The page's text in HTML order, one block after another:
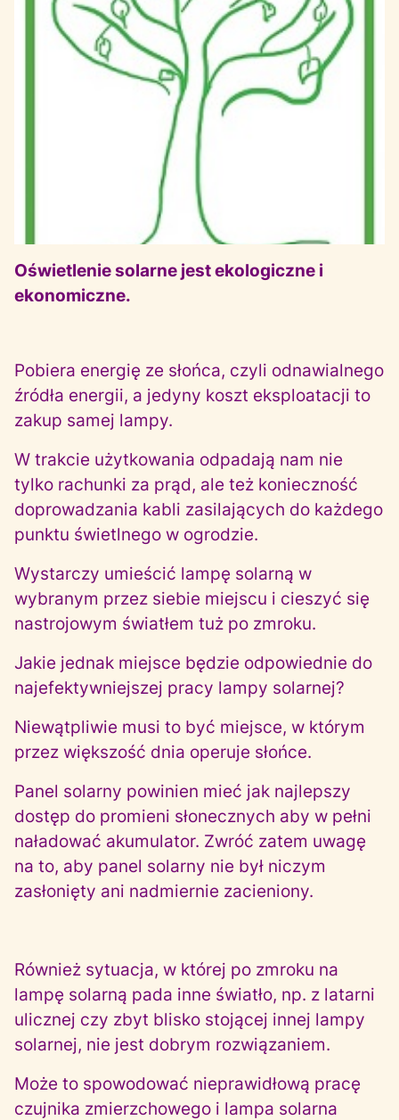
Oświetlenie solarne jest ekologiczne i
ekonomiczne.
Pobiera energię ze słońca, czyli odnawialnego
źródła energii, a jedyny koszt eksploatacji to
zakup samej lampy.
W trakcie użytkowania odpadają nam nie
tylko rachunki za prąd, ale też konieczność
doprowadzania kabli zasilających do każdego
punktu świetlnego w ogrodzie.
Wystarczy umieścić lampę solarną w
wybranym przez siebie miejscu i cieszyć się
nastrojowym światłem tuż po zmroku.
Jakie jednak miejsce będzie odpowiednie do
najefektywniejszej pracy lampy solarnej?
Niewątpliwie musi to być miejsce, w którym
przez większość dnia operuje słońce.
Panel solarny powinien mieć jak najlepszy
dostęp do promieni słonecznych aby w pełni
naładować akumulator. Zwróć zatem uwagę
na to, aby panel solarny nie był niczym
zasłonięty ani nadmiernie zacieniony.
Również sytuacja, w której po zmroku na
lampę solarną pada inne światło, np. z latarni
ulicznej czy zbyt blisko stojącej innej lampy
solarnej, nie jest dobrym rozwiązaniem.
Może to spowodować nieprawidłową pracę
czujnika zmierzchowego i lampa solarna